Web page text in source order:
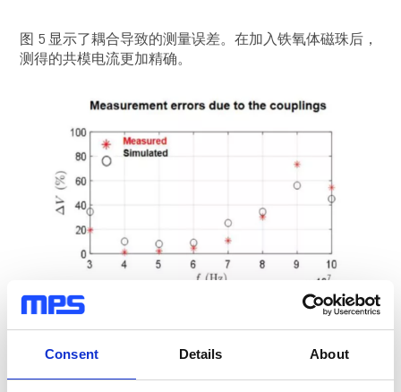
Consent Details About
图 5 显示了耦合导致的测量误差。在加入铁氧体磁珠后，
测得的共模电流更加精确。
测量反激式变换器中的共模阻抗